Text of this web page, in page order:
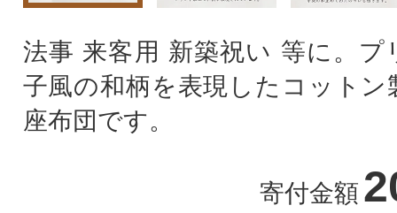
法事 来客用 新築祝い 等に。プ
子風の和柄を表現したコットン
座布団です。
寄付金額